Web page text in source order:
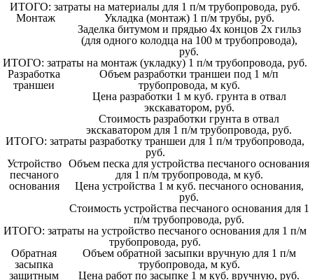
ИТОГО: затраты на материалы для 1 п/м трубопровода, руб.
Монтаж
Укладка (монтаж) 1 п/м трубы, руб.
Заделка битумом и прядью 4х концов 2х гильз
(для одного колодца на 100 м трубопровода),
руб.
ИТОГО: затраты на монтаж (укладку) 1 п/м трубопровода, руб.
Разработка
траншеи
Объем разработки траншеи под 1 м/п
трубопровода, м куб.
Цена разработки 1 м куб. грунта в отвал
экскаватором, руб.
Стоимость разработки грунта в отвал
экскаватором для 1 п/м трубопровода, руб.
ИТОГО: затраты разработку траншеи для 1 п/м трубопровода,
руб.
Устройство
песчаного
основания
Объем песка для устройства песчаного основания
для 1 п/м трубопровода, м куб.
Цена устройства 1 м куб. песчаного основания,
руб.
Стоимость устройства песчаного основания для 1
п/м трубопровода, руб.
ИТОГО: затраты на устройство песчаного основания для 1 п/м
трубопровода, руб.
Обратная
засыпка
защитным
Объем обратной засыпки вручную для 1 п/м
трубопровода, м куб.
Цена работ по засыпке 1 м куб. вручную, руб.